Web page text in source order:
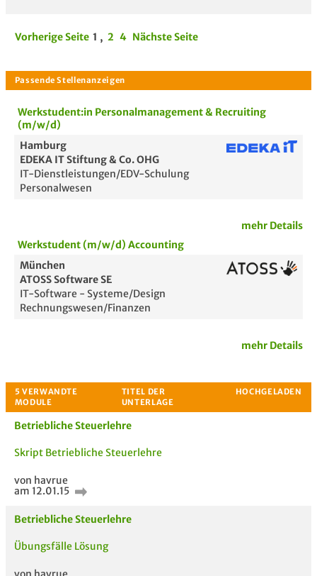
Vorherige Seite 1 , 2 4 Nächste Seite
Passende Stellenanzeigen
Werkstudent:in Personalmanagement & Recruiting
(m/w/d)
Hamburg
EDEKA IT Stiftung & Co. OHG
IT-Dienstleistungen/EDV-Schulung
Personalwesen
mehr Details
Werkstudent (m/w/d) Accounting
München
ATOSS Software SE
IT-Software - Systeme/Design
Rechnungswesen/Finanzen
mehr Details
Betriebliche Steuerlehre
Skript Betriebliche Steuerlehre
von havrue
am 12.01.15
Betriebliche Steuerlehre
Übungsfälle Lösung